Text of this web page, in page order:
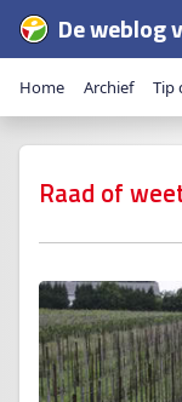
De weblog
Home Archief Tip
Raad of